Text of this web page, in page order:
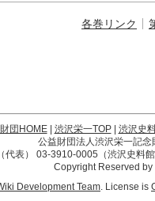
各巻リンク
財団HOME| 渋沢栄一TOP| 渋沢史
公益財団法人渋沢栄一記
代表） 03-3910-0005（渋沢史料
Copyright Reserved
Development Team. License is